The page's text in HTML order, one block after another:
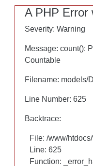
A PHP Error
Severity: Warning
Message: count():
Countable
Filename: models/
Line Number: 625
Backtrace:
File: /www/
Line: 625
Function:
A PHP Error
Severity: Warning
Message: count():
Countable
Filename: models/
Line Number: 625
Backtrace:
File: /www/
Line: 625
Function: